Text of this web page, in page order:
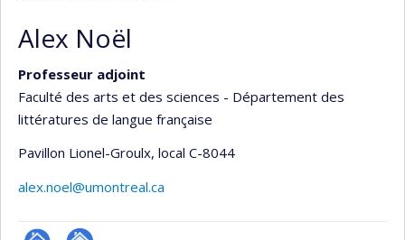
Alex Noël
Professeur adjoint
Faculté des arts et des sciences - Département des
littératures de langue française
Pavillon Lionel-Groulx, local C-8044
alex.noel@umontreal.ca